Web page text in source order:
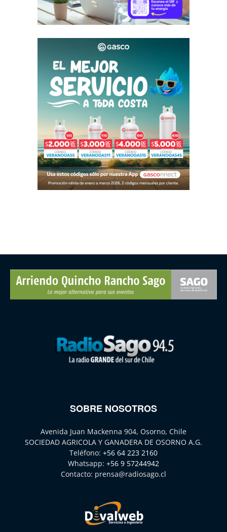
SOBRE NOSOTROS
Avenida Juan Mackenna 904, Osorno, Chile
SOCIEDAD AGRICOLA Y GANADERA DE OSORNO A.G.
Teléfono: +56 64 223 2160
Whatsapp: +56 9 57244942
Contacto: prensa@radiosago.cl